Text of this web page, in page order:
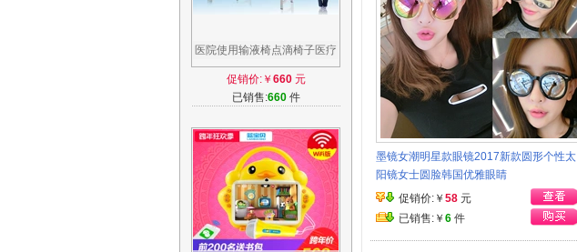
医院使用输液椅点滴椅子医疗
等候室诊所输液架三人位输液
坐椅特价
促销价:￥ 660元
已销售:660件
墨镜女潮明星款眼镜2017新款圆形个性太
阳镜女士圆脸韩国优雅眼睛
促销价:￥ 58 元
已销售:￥ 6 件